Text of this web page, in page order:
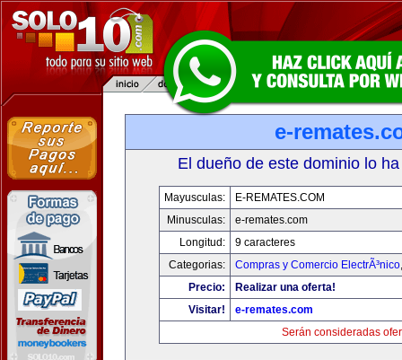
e-
El dueño de este dominio lo
Mayusculas:
E-REMATES.COM
Minusculas:
e-remates.com
Longitud:
9 caracteres
Categorias:
Compras y Comercio ElectrÃ³nico
Precio:
Realizar una oferta!
Visitar!
e-remates.com
Serán consideradas